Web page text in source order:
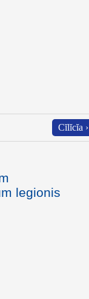
Cĭlĭcĭa ›
legionis